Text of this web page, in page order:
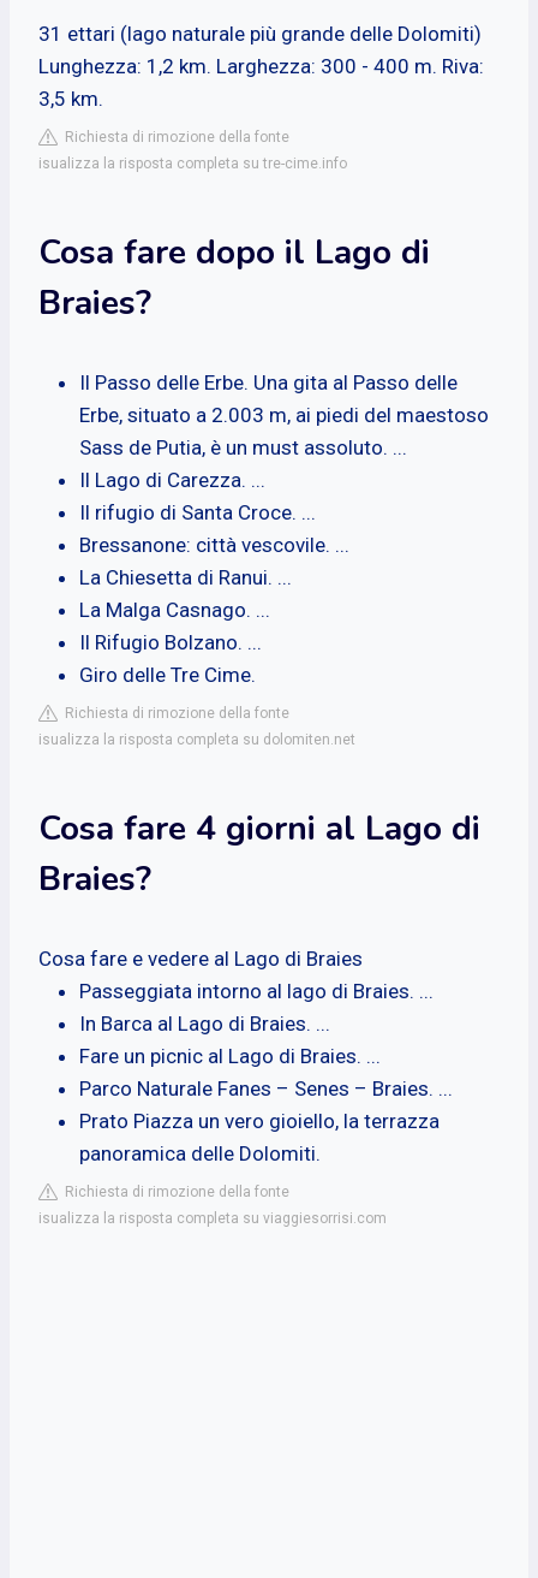
31 ettari (lago naturale più grande delle Dolomiti)
Lunghezza: 1,2 km. Larghezza: 300 - 400 m. Riva:
3,5 km.
Richiesta di rimozione della fonte
isualizza la risposta completa su tre-cime.info
Cosa fare dopo il Lago di
Braies?
Il Passo delle Erbe. Una gita al Passo delle
Erbe, situato a 2.003 m, ai piedi del maestoso
Sass de Putia, è un must assoluto. ...
Il Lago di Carezza. ...
Il rifugio di Santa Croce. ...
Bressanone: città vescovile. ...
La Chiesetta di Ranui. ...
La Malga Casnago. ...
Il Rifugio Bolzano. ...
Giro delle Tre Cime.
Richiesta di rimozione della fonte
isualizza la risposta completa su dolomiten.net
Cosa fare 4 giorni al Lago di
Braies?
Cosa fare e vedere al Lago di Braies
Passeggiata intorno al lago di Braies. ...
In Barca al Lago di Braies. ...
Fare un picnic al Lago di Braies. ...
Parco Naturale Fanes – Senes – Braies. ...
Prato Piazza un vero gioiello, la terrazza
panoramica delle Dolomiti.
Richiesta di rimozione della fonte
isualizza la risposta completa su viaggiesorrisi.com